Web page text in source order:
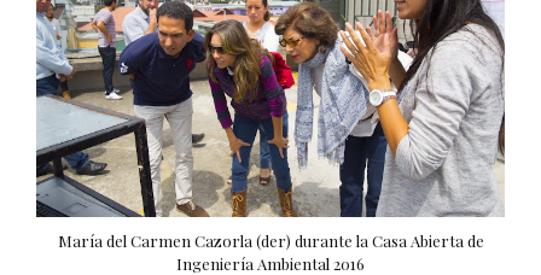
María del Carmen Cazorla (der) durante la Casa Abierta de
Ingeniería Ambiental 2016